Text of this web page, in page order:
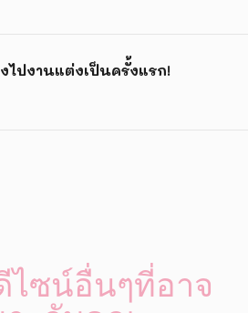
ไปงานแต่งเป็นครั้งแรก!
ไซน์อื่นๆที่อาจ